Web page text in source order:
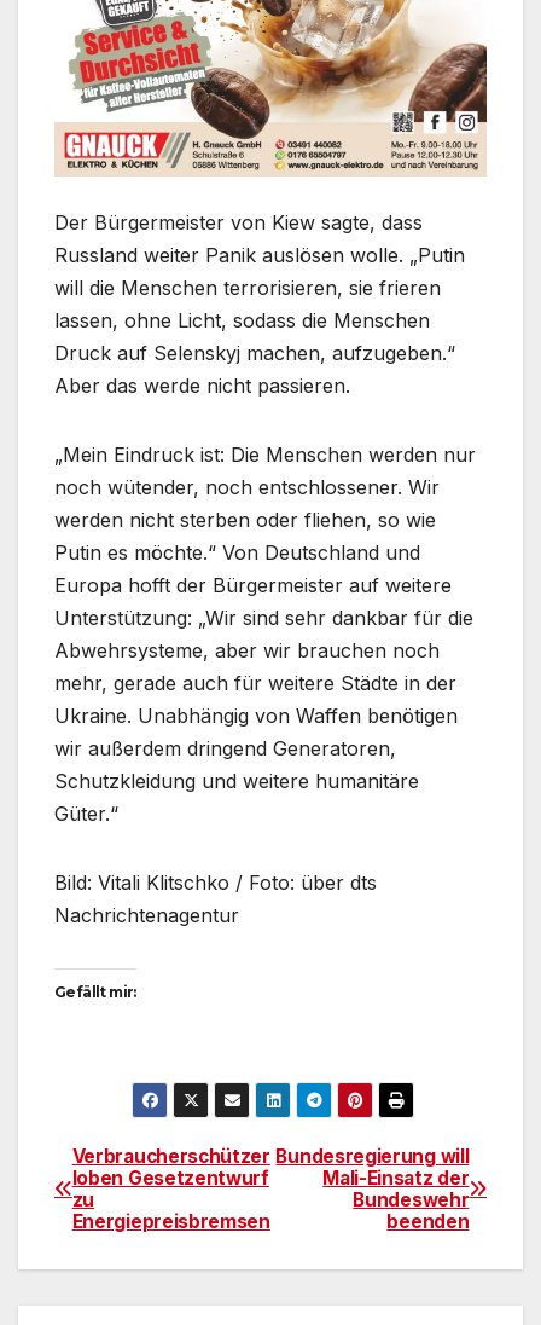
Der Bürgermeister von Kiew sagte, dass
Russland weiter Panik auslösen wolle. „Putin
will die Menschen terrorisieren, sie frieren
lassen, ohne Licht, sodass die Menschen
Druck auf Selenskyj machen, aufzugeben.“
Aber das werde nicht passieren.
„Mein Eindruck ist: Die Menschen werden nur
noch wütender, noch entschlossener. Wir
werden nicht sterben oder fliehen, so wie
Putin es möchte.“ Von Deutschland und
Europa hofft der Bürgermeister auf weitere
Unterstützung: „Wir sind sehr dankbar für die
Abwehrsysteme, aber wir brauchen noch
mehr, gerade auch für weitere Städte in der
Ukraine. Unabhängig von Waffen benötigen
wir außerdem dringend Generatoren,
Schutzkleidung und weitere humanitäre
Güter.“
Bild: Vitali Klitschko / Foto: über dts
Nachrichtenagentur
Gefällt mir:
Beitragsnavigation
Bundesregierung will
Mali-Einsatz der
Bundeswehr
beenden
Verbraucherschützer
loben Gesetzentwurf
zu
Energiepreisbremsen